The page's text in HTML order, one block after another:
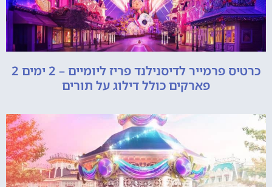
כרטיס פרמייר לדיסנילנד פריז ליומיים – 2 ימים 2
פארקים כולל דילוג על תורים